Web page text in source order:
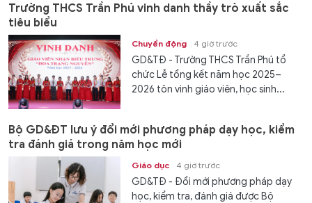
Trường THCS Trần Phú vinh danh thầy trò xuất sắc
tiêu biểu
Chuyển động 4 giờ trước
GD&TĐ - Trường THCS Trần Phú tổ
chức Lễ tổng kết năm học 2025–
2026 tôn vinh giáo viên, học sinh...
Bộ GD&ĐT lưu ý đổi mới phương pháp dạy học, kiểm
tra đánh giá trong năm học mới
Giáo dục 4 giờ trước
GD&TĐ - Đổi mới phương pháp dạy
học, kiểm tra, đánh giá được Bộ